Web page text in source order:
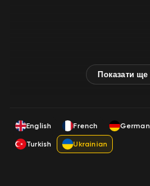
English French German
Turkish
Ukrainian